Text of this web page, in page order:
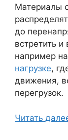
Материалы
до
встретить
например на
нагрузке,
движения,
перегрузок.
Читать